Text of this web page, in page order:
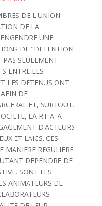
DE L'UNION
DE LA
UNE
DE "DETENTION.
SEULEMENT
ENTRE LES
LES DETENUS ONT
AFIN DE
ET, SURTOUT,
LA R.F.A. A
D'ACTEURS
ET LAICS. CES
MANIERE REGULIERE
DEPENDRE DE
SONT LES
ANIMATEURS DE